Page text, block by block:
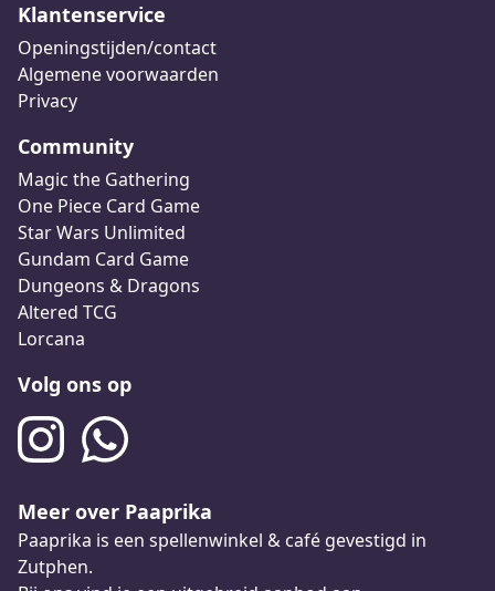
Klantenservice
Openingstijden/contact
Algemene voorwaarden
Privacy
Community
Magic the Gathering
One Piece Card Game
Star Wars Unlimited
Gundam Card Game
Dungeons & Dragons
Altered TCG
Lorcana
Volg ons op
Meer over Paaprika
Paaprika is een spellenwinkel & café gevestigd in
Zutphen.